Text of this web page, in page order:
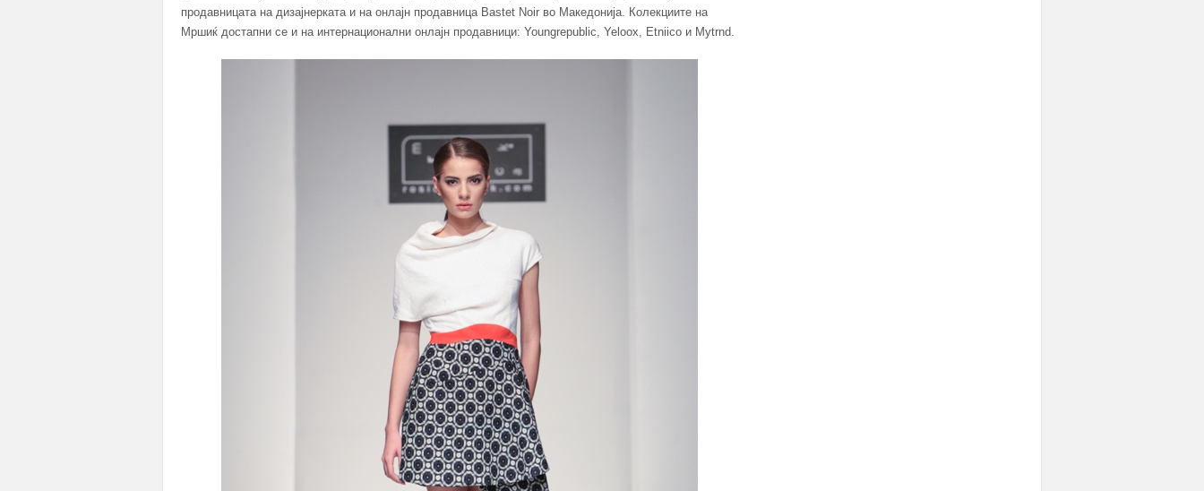
продавницата на дизајнерката и на онлајн продавница Bastet Noir во Македонија. Колекциите на
Мршиќ достапни се и на интернационални онлајн продавници: Youngrepublic, Yeloox, Etniico и Mytrnd.